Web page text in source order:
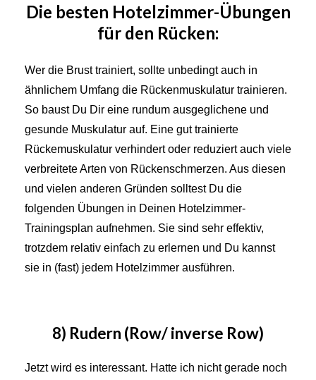
Die besten Hotelzimmer-Übungen
für den Rücken:
Wer die Brust trainiert, sollte unbedingt auch in
ähnlichem Umfang die Rückenmuskulatur trainieren.
So baust Du Dir eine rundum ausgeglichene und
gesunde Muskulatur auf. Eine gut trainierte
Rückemuskulatur verhindert oder reduziert auch viele
verbreitete Arten von Rückenschmerzen. Aus diesen
und vielen anderen Gründen solltest Du die
folgenden Übungen in Deinen Hotelzimmer-
Trainingsplan aufnehmen. Sie sind sehr effektiv,
trotzdem relativ einfach zu erlernen und Du kannst
sie in (fast) jedem Hotelzimmer ausführen.
8) Rudern (Row/ inverse Row)
Jetzt wird es interessant. Hatte ich nicht gerade noch